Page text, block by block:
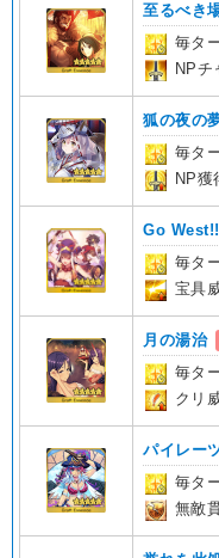
至るべき
毎タ
NPチ
狐の夜の
毎タ
NP獲
Go West!!
毎タ
宝具
月の湯治
毎タ
クリ
パイレー
毎タ
無敵